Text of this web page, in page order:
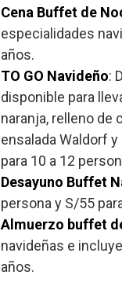
Cena Buffet de
especialidades
años.
TO GO Navideño:
disponible para
naranja, relleno de
ensalada Waldorf
para 10 a 12
Desayuno Buffet
persona y S/55
Almuerzo buffet
navideñas e
años.